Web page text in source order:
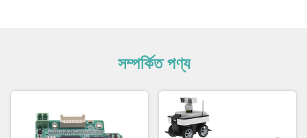
সম্পর্কিত পণ্য